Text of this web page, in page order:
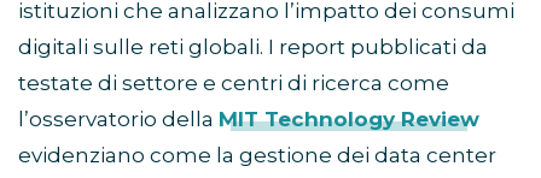
istituzioni che analizzano l’impatto dei consumi
digitali sulle reti globali. I report pubblicati da
testate di settore e centri di ricerca come
l’osservatorio della MIT Technology Review
evidenziano come la gestione dei data center